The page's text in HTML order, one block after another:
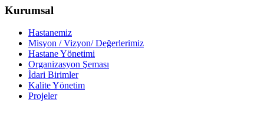
Kurumsal
Hastanemiz
Misyon / Vizyon/ Değerlerimiz
Hastane Yönetimi
Organizasyon Şeması
İdari Birimler
Kalite Yönetim
Projeler